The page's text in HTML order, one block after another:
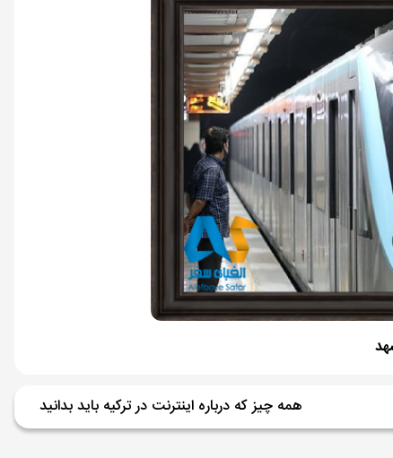
همه چیز که درباره اینترنت در ترکیه باید بدانید